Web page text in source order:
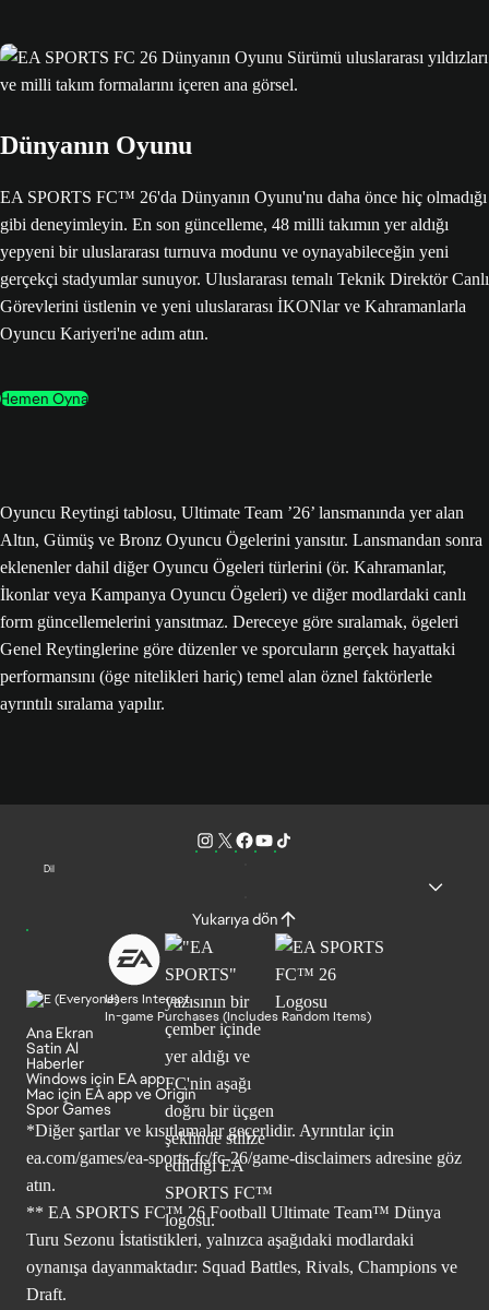
Dünyanın Oyunu
EA SPORTS FC™ 26'da Dünyanın Oyunu'nu daha önce hiç olmadığı
gibi deneyimleyin. En son güncelleme, 48 milli takımın yer aldığı
yepyeni bir uluslararası turnuva modunu ve oynayabileceğin yeni
gerçekçi stadyumlar sunuyor. Uluslararası temalı Teknik Direktör Canlı
Görevlerini üstlenin ve yeni uluslararası İKONlar ve Kahramanlarla
Oyuncu Kariyeri'ne adım atın.
Hemen Oyna
Oyuncu Reytingi tablosu, Ultimate Team ’26’ lansmanında yer alan
Altın, Gümüş ve Bronz Oyuncu Ögelerini yansıtır. Lansmandan sonra
eklenenler dahil diğer Oyuncu Ögeleri türlerini (ör. Kahramanlar,
İkonlar veya Kampanya Oyuncu Ögeleri) ve diğer modlardaki canlı
form güncellemelerini yansıtmaz. Dereceye göre sıralamak, ögeleri
Genel Reytinglerine göre düzenler ve sporcuların gerçek hayattaki
performansını (öge nitelikleri hariç) temel alan öznel faktörlerle
ayrıntılı sıralama yapılır.
Dil
Yukarıya dön
Users Interact
In-game Purchases (Includes Random Items)
Ana Ekran
Satin Al
Haberler
Windows için EA app
Mac için EA app ve Origin
Spor Games
*Diğer şartlar ve kısıtlamalar geçerlidir. Ayrıntılar için
ea.com/games/ea-sports-fc/fc-26/game-disclaimers adresine göz
atın.
** EA SPORTS FC™ 26 Football Ultimate Team™ Dünya
Turu Sezonu İstatistikleri, yalnızca aşağıdaki modlardaki
oynanışa dayanmaktadır: Squad Battles, Rivals, Champions ve
Draft.